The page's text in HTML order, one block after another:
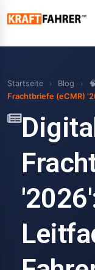
Startseite › Blog ›
Frachtbriefe (eCMR)